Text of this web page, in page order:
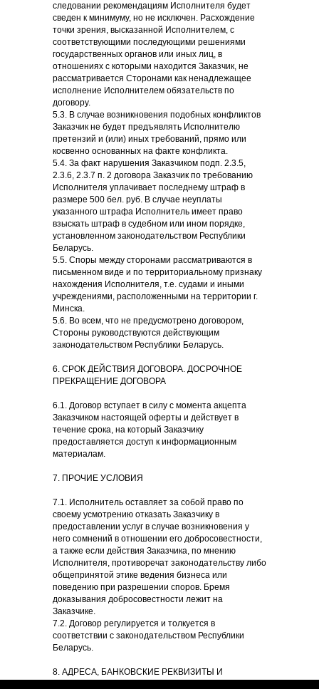
следовании рекомендациям Исполнителя будет
сведен к минимуму, но не исключен. Расхождение
точки зрения, высказанной Исполнителем, с
соответствующими последующими решениями
государственных органов или иных лиц, в
отношениях с которыми находится Заказчик, не
рассматривается Сторонами как ненадлежащее
исполнение Исполнителем обязательств по
договору.
5.3. В случае возникновения подобных конфликтов
Заказчик не будет предъявлять Исполнителю
претензий и (или) иных требований, прямо или
косвенно основанных на факте конфликта.
5.4. За факт нарушения Заказчиком подп. 2.3.5,
2.3.6, 2.3.7 п. 2 договора Заказчик по требованию
Исполнителя уплачивает последнему штраф в
размере 500 бел. руб. В случае неуплаты
указанного штрафа Исполнитель имеет право
взыскать штраф в судебном или ином порядке,
установленном законодательством Республики
Беларусь.
5.5. Споры между сторонами рассматриваются в
письменном виде и по территориальному признаку
нахождения Исполнителя, т.е. судами и иными
учреждениями, расположенными на территории г.
Минска.
5.6. Во всем, что не предусмотрено договором,
Стороны руководствуются действующим
законодательством Республики Беларусь.
6. СРОК ДЕЙСТВИЯ ДОГОВОРА. ДОСРОЧНОЕ
ПРЕКРАЩЕНИЕ ДОГОВОРА
6.1. Договор вступает в силу с момента акцепта
Заказчиком настоящей оферты и действует в
течение срока, на который Заказчику
предоставляется доступ к информационным
материалам.
7. ПРОЧИЕ УСЛОВИЯ
7.1. Исполнитель оставляет за собой право по
своему усмотрению отказать Заказчику в
предоставлении услуг в случае возникновения у
него сомнений в отношении его добросовестности,
а также если действия Заказчика, по мнению
Исполнителя, противоречат законодательству либо
общепринятой этике ведения бизнеса или
поведению при разрешении споров. Бремя
доказывания добросовестности лежит на
Заказчике.
7.2. Договор регулируется и толкуется в
соответствии с законодательством Республики
Беларусь.
8. АДРЕСА, БАНКОВСКИЕ РЕКВИЗИТЫ И